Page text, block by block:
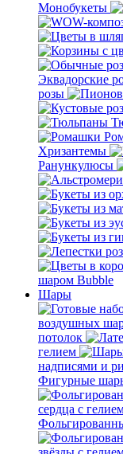
Монобукеты
Эквадорские
розы
Хризантемы
Ранункулюсы
шаром Bubble
Шары
воздушных
потолок
гелием
надписями и
Фигурные
сердца с